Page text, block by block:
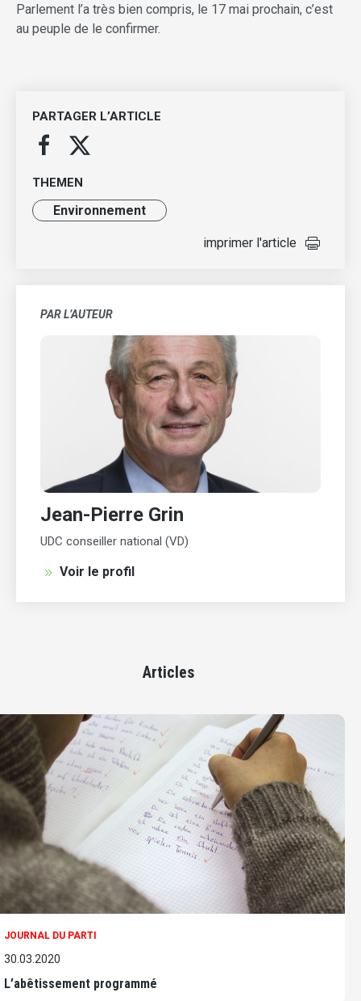
Parlement l’a très bien compris, le 17 mai prochain, c’est
au peuple de le confirmer.
PARTAGER L’ARTICLE
THEMEN
Environnement
imprimer l'article
PAR L’AUTEUR
Jean-Pierre Grin
UDC conseiller national (VD)
Voir le profil
Articles
JOURNAL DU PARTI
30.03.2020
L’abêtissement programmé